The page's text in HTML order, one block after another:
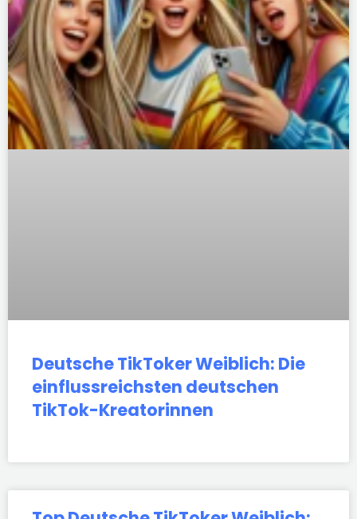
Deutsche TikToker Weiblich: Die
einflussreichsten deutschen
TikTok-Kreatorinnen